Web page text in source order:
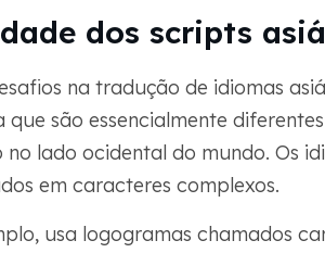
dos scripts
na tradução de idiomas
que são essencialmente
lado ocidental do mundo. Os
em caracteres complexos.
usa logogramas chamados